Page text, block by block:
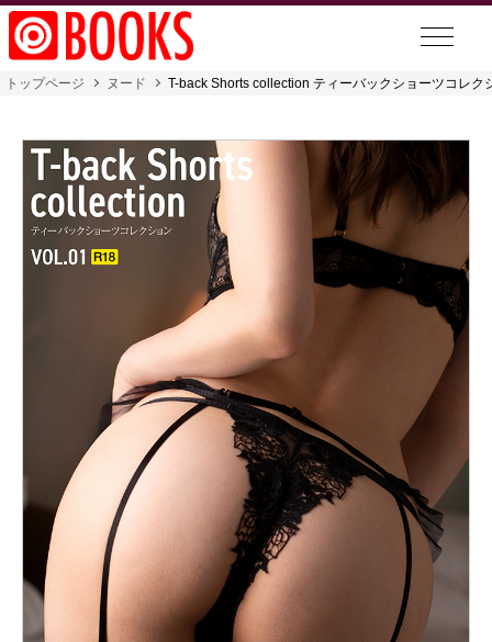
トップページ ヌード T-back Shorts collection ティーバックショーツコレク